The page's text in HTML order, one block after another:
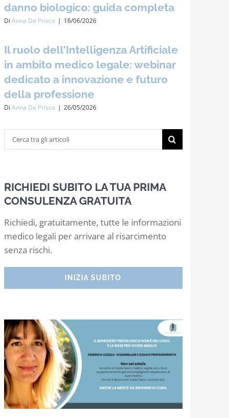
danno biologico: guida completa
Di Anna De Prisco | 16/06/2026
Il ruolo dell’Intelligenza Artificiale
in ambito medico legale: webinar
dedicato a innovazione e futuro
della professione
Di Anna De Prisco | 26/05/2026
Cerca
per:
RICHIEDI SUBITO LA TUA PRIMA
CONSULENZA GRATUITA
Richiedi, gratuitamente, tutte le informazioni
medico legali per arrivare al risarcimento
senza rischi.
INIZIA SUBITO